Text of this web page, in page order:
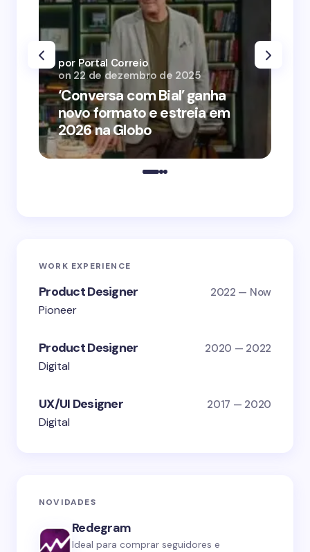
‘Conversa com Bial’ ganha
novo formato e estreia em
2026 na Globo
por Portal Correio
on 22 de dezembro de 2025
WORK EXPERIENCE
Product Designer 2022 — Now
Pioneer
Product Designer 2020 — 2022
Digital
UX/UI Designer 2017 — 2020
Digital
NOVIDADES
Redegram
Ideal para comprar seguidores e